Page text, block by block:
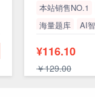
本站销售NO.1
海量题库
AI
¥116.10
￥129.00